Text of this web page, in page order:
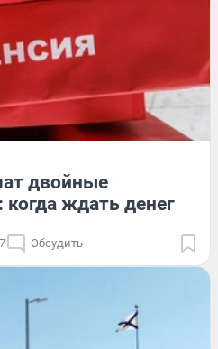
двойные
ждать денег
Обсудить